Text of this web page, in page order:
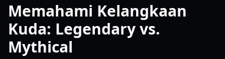
Memahami Kelangkaan
Kuda: Legendary vs.
Mythical